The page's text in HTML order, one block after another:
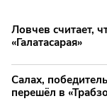
Ловчев считает,
«Галатасарая»
Салах,
перешёл в